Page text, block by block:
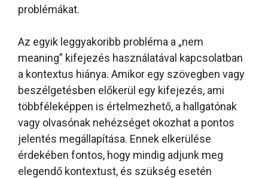
problémákat.
Az egyik leggyakoribb probléma a „nem
meaning” kifejezés használatával kapcsolatban
a kontextus hiánya. Amikor egy szövegben vagy
beszélgetésben előkerül egy kifejezés, ami
többféleképpen is értelmezhető, a hallgatónak
vagy olvasónak nehézséget okozhat a pontos
jelentés megállapítása. Ennek elkerülése
érdekében fontos, hogy mindig adjunk meg
elegendő kontextust, és szükség esetén